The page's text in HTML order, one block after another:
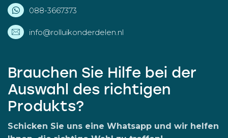
088-3667373
info@rolluikonderdelen.nl
Brauchen Sie Hilfe bei der
Auswahl des richtigen
Produkts?
Schicken Sie uns eine Whatsapp und wir helfen